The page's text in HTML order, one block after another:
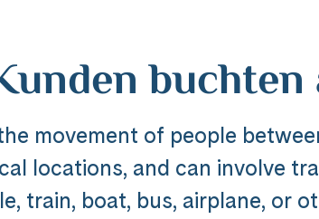
buchten
movement of people
locations, and can involve
train, boat, bus, airplane, or